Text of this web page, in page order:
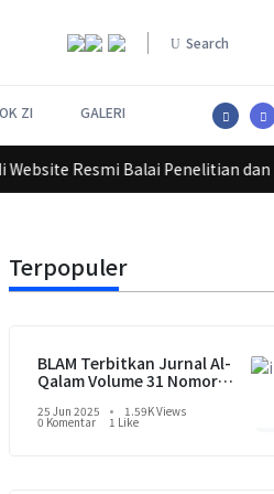
Search
ZI GALERI
Resmi Balai Penelitian dan
Terpopuler
BLAM Terbitkan Jurnal Al-
Qalam Volume 31 Nomor 1
25 Jun 2025 1.59K Views
0 Komentar 1 Like